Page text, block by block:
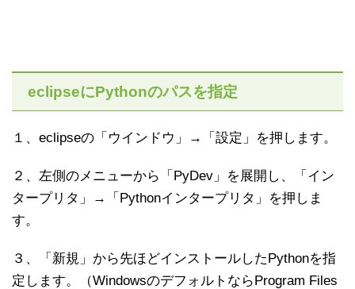
eclipseにPythonのパスを指定
１、eclipseの「ウインドウ」→「設定」を押します。
２、左側のメニューから「PyDev」を展開し、「イン
タープリタ」→「Pythonインタープリタ」を押しま
す。
３、「新規」から先ほどインストールしたPythonを指
定します。（WindowsのデフォルトならProgram Files